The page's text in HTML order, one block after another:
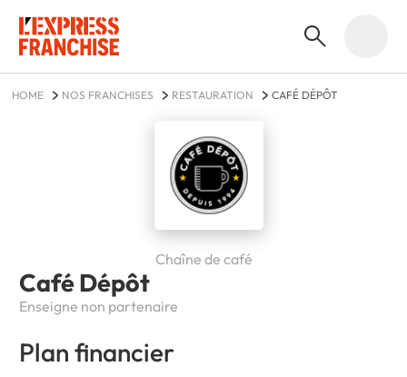
HOME NOS FRANCHISES RESTAURATION CAFÉ DÉPÔT
Café Dépôt
Enseigne non partenaire
Chaîne de café
Plan financier